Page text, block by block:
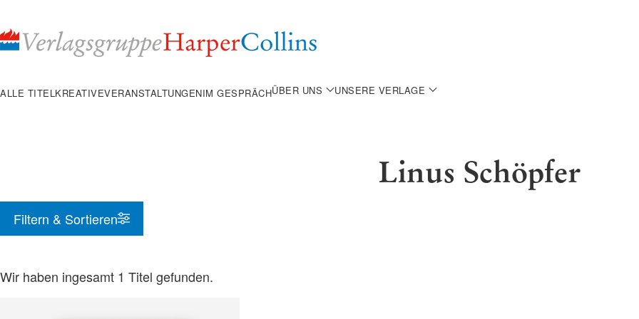
ALLE TITELKREATIVEVERANSTALTUNGENIM GESPRÄCHÜBER UNS UNSERE VERLAGE
Linus Schöpfer
Filtern & Sortieren
Wir haben ingesamt 1 Titel gefunden.